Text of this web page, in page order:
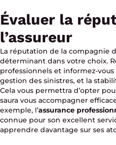
Évaluer la
l’assureur
La réputation de la compagnie
déterminant dans votre choix.
professionnels et informez-
gestion des sinistres, et la
Cela vous permettra d’opter
saura vous accompagner
exemple, l’assurance
connue pour son excellent
apprendre davantage sur ses